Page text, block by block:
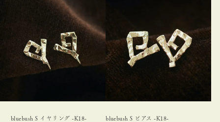
bluebush S イヤリング -K18- bluebush S ピアス -K18-